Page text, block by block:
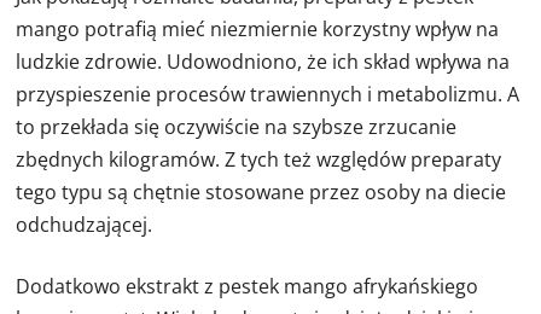
mango potrafią mieć niezmiernie korzystny wpływ na
ludzkie zdrowie. Udowodniono, że ich skład wpływa na
przyspieszenie procesów trawiennych i metabolizmu. A
to przekłada się oczywiście na szybsze zrzucanie
zbędnych kilogramów. Z tych też względów preparaty
tego typu są chętnie stosowane przez osoby na diecie
odchudzającej.
Dodatkowo ekstrakt z pestek mango afrykańskiego